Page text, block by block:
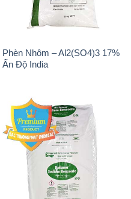
Phèn Nhôm – Al2(SO4)3 17%
Ấn Độ India